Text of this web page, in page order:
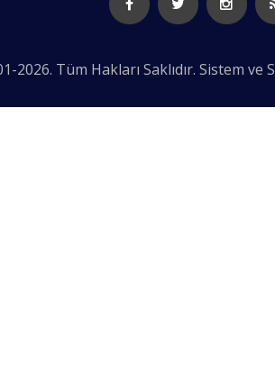
2026. Tüm Hakları Saklıdır. Sistem ve